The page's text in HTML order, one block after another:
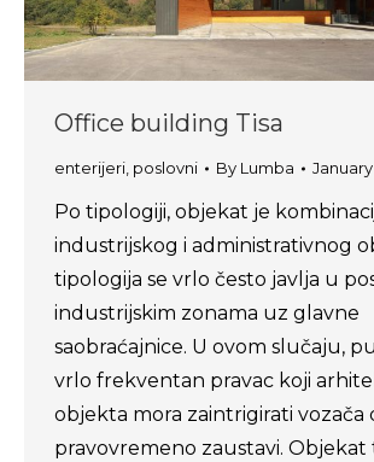
Office building Tisa
enterijeri poslovni By Lumba January
Po tipologiji, objekat je
industrijskog i administrativnog
tipologija se vrlo često javlja u
industrijskim zonama uz glavne
saobraćajnice. U ovom slučaju,
vrlo frekventan pravac koji
objekta mora zaintrigirati vozača
pravovremeno zaustavi. Objekat